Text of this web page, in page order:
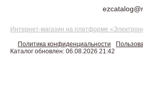
Интернет-магазин на платформе
Политика конфиденциальности
Каталог обновлен: 06.08.2026 21:42